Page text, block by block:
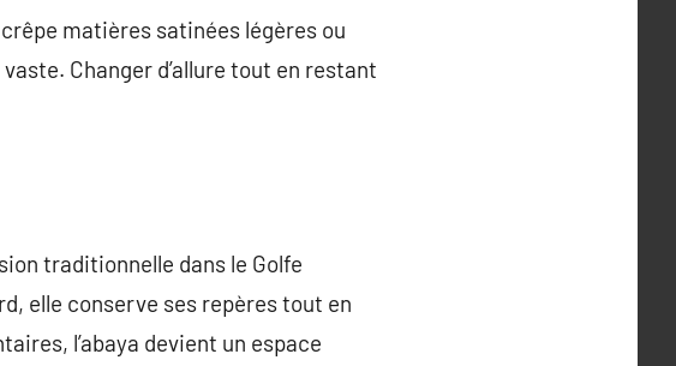
matières satinées légères ou
Changer d’allure tout en restant
traditionnelle dans le Golfe
elle conserve ses repères tout en
l’abaya devient un espace